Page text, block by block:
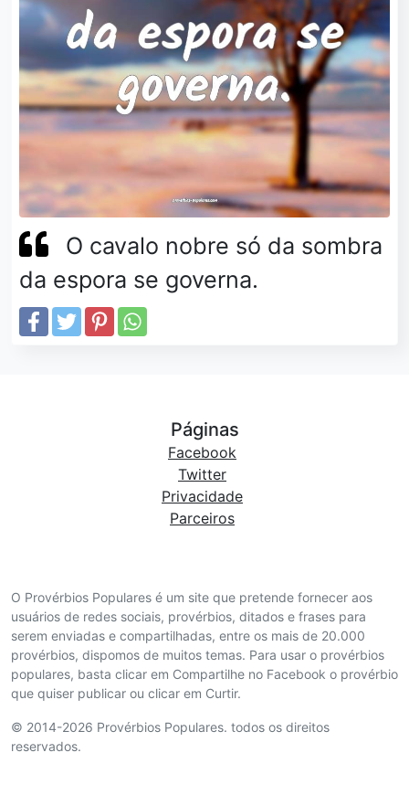
O cavalo nobre só da sombra
da espora se governa.
O Provérbios Populares é um site que pretende fornecer aos
usuários de redes sociais, provérbios, ditados e frases para
serem enviadas e compartilhadas, entre os mais de 20.000
provérbios, dispomos de muitos temas. Para usar o provérbios
populares, basta clicar em Compartilhe no Facebook o provérbio
que quiser publicar ou clicar em Curtir.
© 2014-2026 Provérbios Populares. todos os direitos
reservados.
Páginas
Facebook
Twitter
Privacidade
Parceiros